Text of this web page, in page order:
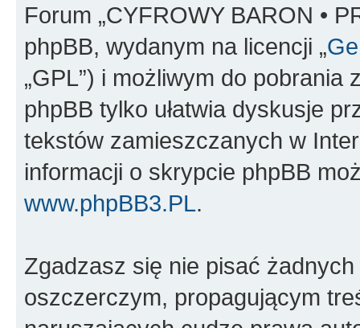
Forum „CYFROWY BARON •
phpBB, wydanym na licencji „
„GPL”) i możliwym do pobrania
phpBB tylko ułatwia dyskusje
tekstów zamieszczanych w
informacji o skrypcie phpBB
www.phpBB3.PL.
Zgadzasz się nie pisać
oszczerczym, propagującym